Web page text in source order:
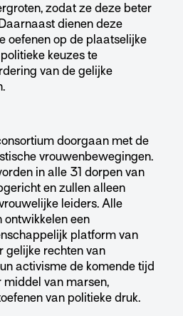
zodat ze deze beter
dienen deze
oefenen op de plaatselijke
keuzes te
van de gelijke
doorgaan met de
vrouwenbewegingen.
in alle 31 dorpen van
en zullen alleen
leiders. Alle
een
platform van
gelijke rechten van
activisme de komende tijd
middel van marsen,
van politieke druk.